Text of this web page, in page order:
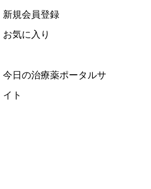
新規会員登録
お気に入り
今日の治療薬ポータルサ
イト